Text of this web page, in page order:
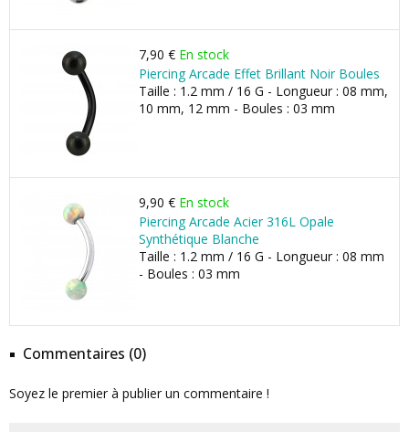
7,90 € En stock
Piercing Arcade Effet Brillant Noir Boules
Taille : 1.2 mm / 16 G - Longueur : 08 mm,
10 mm, 12 mm - Boules : 03 mm
9,90 € En stock
Piercing Arcade Acier 316L Opale
Synthétique Blanche
Taille : 1.2 mm / 16 G - Longueur : 08 mm
- Boules : 03 mm
Commentaires (0)
Soyez le premier à publier un commentaire !